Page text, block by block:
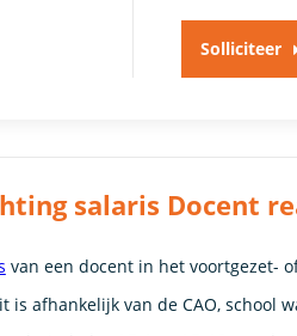
Solliciteer
salaris Docent
van een docent in het voortgezet-
is afhankelijk van de CAO, school